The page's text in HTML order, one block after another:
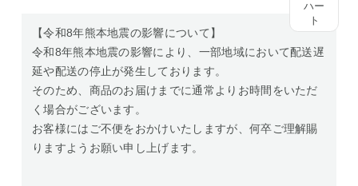
【令和8年熊本地震の影響について】
令和8年熊本地震の影響により、一部地域において配送遅
延や配送の停止が発生しております。
そのため、商品のお届けまでに通常よりお時間をいただ
く場合がございます。
お客様にはご不便をおかけいたしますが、何卒ご理解賜
りますようお願い申し上げます。